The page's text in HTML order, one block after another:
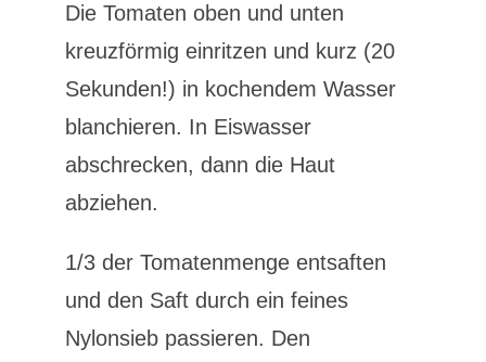
Die Tomaten oben und unten
kreuzförmig einritzen und kurz (20
Sekunden!) in kochendem Wasser
blanchieren. In Eiswasser
abschrecken, dann die Haut
abziehen.
1/3 der Tomatenmenge entsaften
und den Saft durch ein feines
Nylonsieb passieren. Den